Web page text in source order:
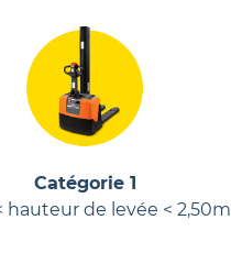
Catégorie 1
hauteur de levée < 2,50m